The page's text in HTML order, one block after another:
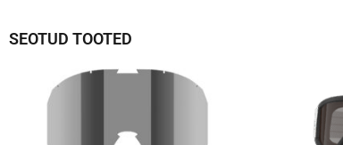
SEOTUD TOOTED